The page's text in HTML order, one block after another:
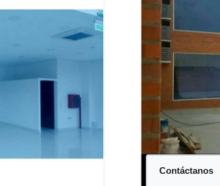
Contáctanos